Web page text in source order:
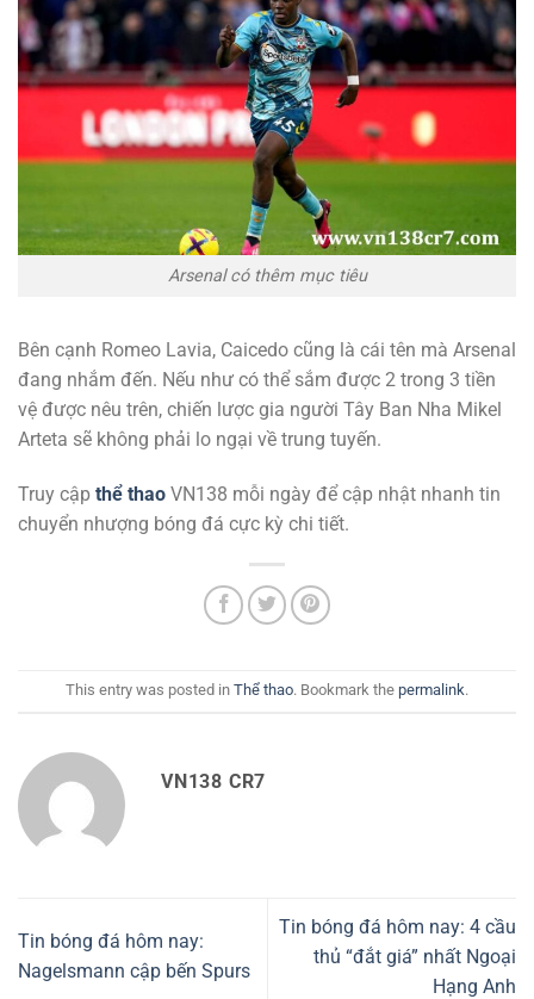
Arsenal có thêm mục tiêu
Bên cạnh Romeo Lavia, Caicedo cũng là cái tên mà Arsenal
đang nhắm đến. Nếu như có thể sắm được 2 trong 3 tiền
vệ được nêu trên, chiến lược gia người Tây Ban Nha Mikel
Arteta sẽ không phải lo ngại về trung tuyến.
Truy cập thể thao VN138 mỗi ngày để cập nhật nhanh tin
chuyển nhượng bóng đá cực kỳ chi tiết.
This entry was posted in Thể thao. Bookmark the permalink.
VN138 CR7
Tin bóng đá hôm nay:
Nagelsmann cập bến Spurs
Tin bóng đá hôm nay: 4 cầu
thủ “đắt giá” nhất Ngoại
Hạng Anh